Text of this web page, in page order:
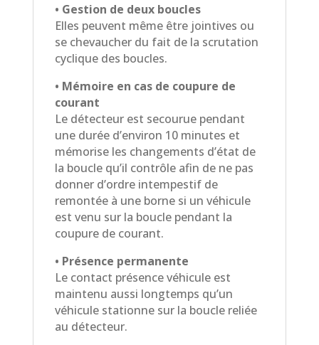
• Gestion de deux boucles
Elles peuvent même être jointives ou
se chevaucher du fait de la scrutation
cyclique des boucles.
• Mémoire en cas de coupure de
courant
Le détecteur est secourue pendant
une durée d’environ 10 minutes et
mémorise les changements d’état de
la boucle qu’il contrôle afin de ne pas
donner d’ordre intempestif de
remontée à une borne si un véhicule
est venu sur la boucle pendant la
coupure de courant.
• Présence permanente
Le contact présence véhicule est
maintenu aussi longtemps qu’un
véhicule stationne sur la boucle reliée
au détecteur.